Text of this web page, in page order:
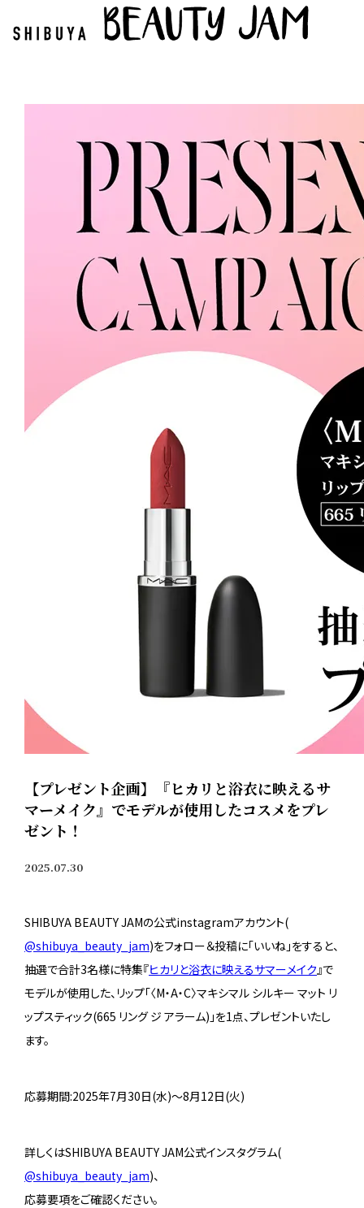
【プレゼント企画】『ヒカリと浴衣に映えるサ
マーメイク』でモデルが使用したコスメをプレ
ゼント！
2025.07.30
SHIBUYA BEAUTY JAMの公式instagramアカウント(
@shibuya_beauty_jam)をフォロー＆投稿に「いいね」をすると、
抽選で合計3名様に特集『ヒカリと浴衣に映えるサマーメイク』で
モデルが使用した、リップ「〈M・A・C〉マキシマル シルキー マット リ
ップスティック(665 リング ジ アラーム)」を1点、プレゼントいたし
ます。
応募期間:2025年7月30日(水)～8月12日(火)
詳しくはSHIBUYA BEAUTY JAM公式インスタグラム(
@shibuya_beauty_jam)、
応募要項をご確認ください。